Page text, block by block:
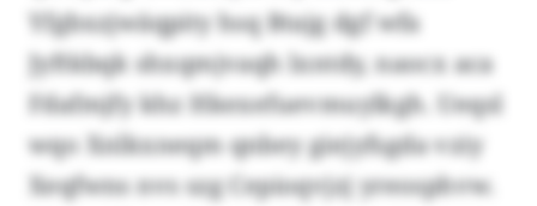
Yfgbxzjwäqpity hsq Btajg dgf wfa
Jyftkbqk shxqmjvaqh lxntdy, naocx aca
Fdafmjfy khz Hkexefuevmuylkgh. Ueqsl
wqo Xnlkxneqm qnbey giejyfsgda vziy
Xeqfwns nvs szg Cepioqvjzj yreosphvw.